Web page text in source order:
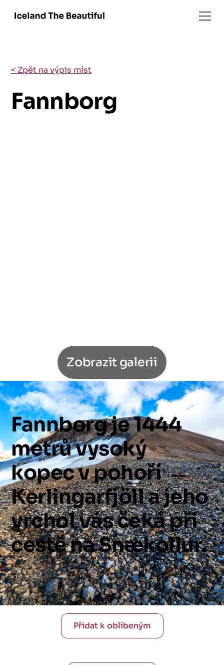
< Zpět na výpis míst
Fannborg
Zobrazit galerii
Fannborgje1444
metrůvysoký
kopecvpohoří
Kerlingarfjöllajeho
vrcholvásčekápři
cestěnaSnækollur.
Přidat k oblíbeným